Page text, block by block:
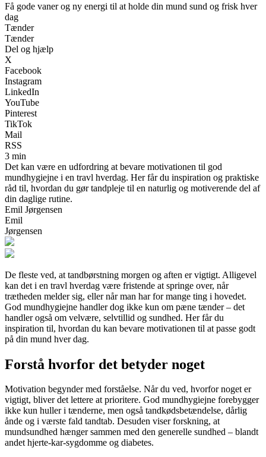
Få gode vaner og ny energi til at holde din mund sund og frisk hver
dag
Tænder
Tænder
Del og hjælp
X
Facebook
Instagram
LinkedIn
YouTube
Pinterest
TikTok
Mail
RSS
3 min
Det kan være en udfordring at bevare motivationen til god
mundhygiejne i en travl hverdag. Her får du inspiration og praktiske
råd til, hvordan du gør tandpleje til en naturlig og motiverende del af
din daglige rutine.
Emil Jørgensen
Emil
Jørgensen
De fleste ved, at tandbørstning morgen og aften er vigtigt. Alligevel
kan det i en travl hverdag være fristende at springe over, når
trætheden melder sig, eller når man har for mange ting i hovedet.
God mundhygiejne handler dog ikke kun om pæne tænder – det
handler også om velvære, selvtillid og sundhed. Her får du
inspiration til, hvordan du kan bevare motivationen til at passe godt
på din mund hver dag.
Forstå hvorfor det betyder noget
Motivation begynder med forståelse. Når du ved, hvorfor noget er
vigtigt, bliver det lettere at prioritere. God mundhygiejne forebygger
ikke kun huller i tænderne, men også tandkødsbetændelse, dårlig
ånde og i værste fald tandtab. Desuden viser forskning, at
mundsundhed hænger sammen med den generelle sundhed – blandt
andet hjerte-kar-sygdomme og diabetes.